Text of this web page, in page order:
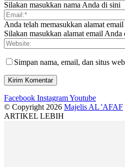
Silakan masukkan nama Anda di sini
Anda telah memasukkan alamat
Silakan masukkan alamat email Anda
Simpan nama, email, dan situs
Facebook InstagramYoutube
© Copyright 2026 Majelis AL 'AFAF
ARTIKEL LEBIH